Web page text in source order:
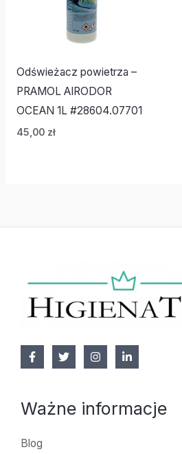
Odświeżacz powietrza –
PRAMOL AIRODOR
OCEAN 1L #28604.07701
45,00 zł
Ważne informacje
Blog